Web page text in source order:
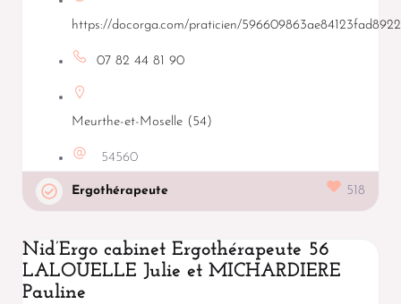
https://docorga.com/praticien/
07 82 44 81 90
Meurthe-et-Moselle (54)
54560
Ergothérapeute 518
Nid’Ergo cabinet Ergothérapeute 56
LALOUELLE Julie et MICHARDIERE
Pauline